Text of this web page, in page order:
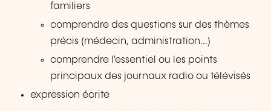
familiers
comprendre des questions sur des thèmes
précis (médecin, administration...)
comprendre l'essentiel ou les points
principaux des journaux radio ou télévisés
expression écrite